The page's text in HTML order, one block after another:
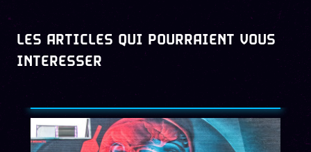
LES ARTICLES QUI POURRAIENT VOUS
INTERESSER